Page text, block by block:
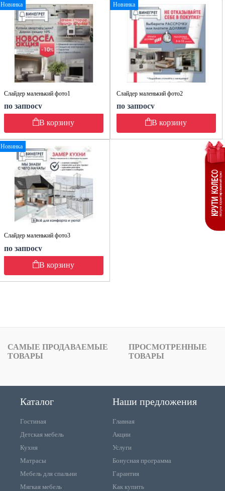
Новинка
Слайдер маленький фото1
по запросу
В корзину
Новинка
Слайдер маленький фото2
по запросу
В корзину
Новинка
Слайдер маленький фото3
по запросу
В корзину
САМЫЕ ПРОДАВАЕМЫЕ
ТОВАРЫ
ПРОСМОТРЕННЫЕ
ТОВАРЫ
Каталог
Гостиная
Детская мебель
Кухня
Матрасы
Мебель для спальни
Мягкая мебель
Наши предложения
Главная
Акции
Услуги
Бонусная программа
Гарантия
Как купить